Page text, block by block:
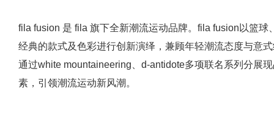
fila fusion 是 fila 旗下全新潮流运动品牌。fila fusion以篮
经典的款式及色彩进行创新演绎，兼顾年轻潮流态度与意
通过white mountaineering、d-antidote多项联名系列分展
素，引领潮流运动新风潮。